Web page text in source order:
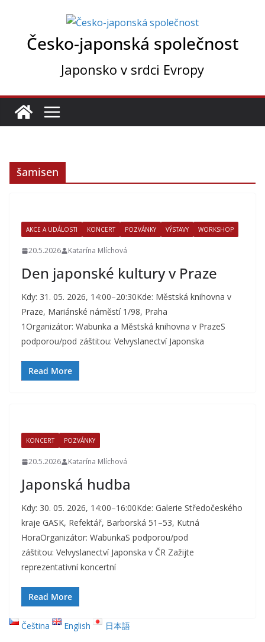
Česko-japonská společnost
Japonsko v srdci Evropy
šamisen
AKCE A UDÁLOSTI KONCERT POZVÁNKY VÝSTAVY WORKSHOP
20.5.2026 Katarína Mlíchová
Den japonské kultury v Praze
Kdy: 31. 05. 2026, 14:00–20:30Kde: Městská knihovna v
Praze, Mariánské náměstí 1/98, Praha
1Organizátor: Wabunka a Městská knihovna v PrazeS
podporou/pod záštitou: Velvyslanectví Japonska
Read More
KONCERT POZVÁNKY
20.5.2026 Katarína Mlíchová
Japonská hudba
Kdy: 30. 05. 2026, 14:00–16:00Kde: Galerie Středočeského
kraje GASK, Refektář, Barborská 51–53, Kutná
HoraOrganizátor: WabunkaS podporou/pod
záštitou: Velvyslanectví Japonska v ČR Zažijte
reprezentativní koncertní
Read More
Čeština English 日本語